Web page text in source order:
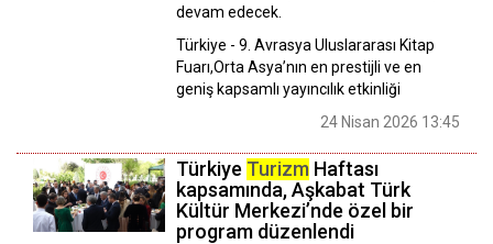
devam edecek.
Türkiye - 9. Avrasya Uluslararası Kitap
Fuarı,Orta Asya’nın en prestijli ve en
geniş kapsamlı yayıncılık etkinliği
24 Nisan 2026 13:45
Türkiye Turizm Haftası
kapsamında, Aşkabat Türk
Kültür Merkezi’nde özel bir
program düzenlendi